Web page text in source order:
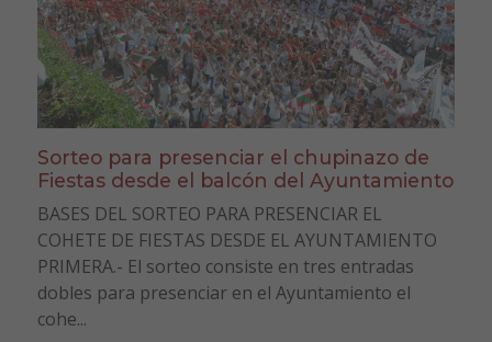
Sorteo para presenciar el chupinazo de
Fiestas desde el balcón del Ayuntamiento
BASES DEL SORTEO PARA PRESENCIAR EL
COHETE DE FIESTAS DESDE EL AYUNTAMIENTO
PRIMERA.- El sorteo consiste en tres entradas
dobles para presenciar en el Ayuntamiento el
cohe...